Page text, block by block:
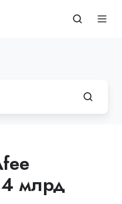
млрд